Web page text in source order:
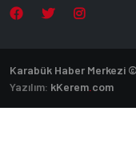
Karabük Haber Merkezi ©
Yazılım: kKerem.com